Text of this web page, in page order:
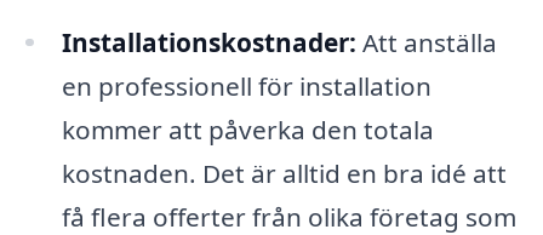
Installationskostnader: Att anställa
en professionell för installation
kommer att påverka den totala
kostnaden. Det är alltid en bra idé att
få flera offerter från olika företag som